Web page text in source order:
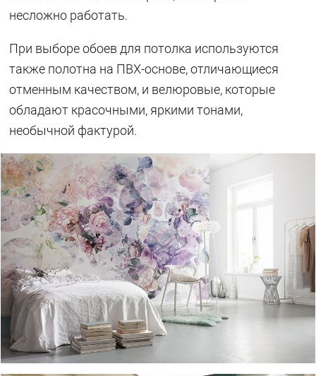
несложно работать.
При выборе обоев для потолка используются
также полотна на ПВХ-основе, отличающиеся
отменным качеством, и велюровые, которые
обладают красочными, яркими тонами,
необычной фактурой.